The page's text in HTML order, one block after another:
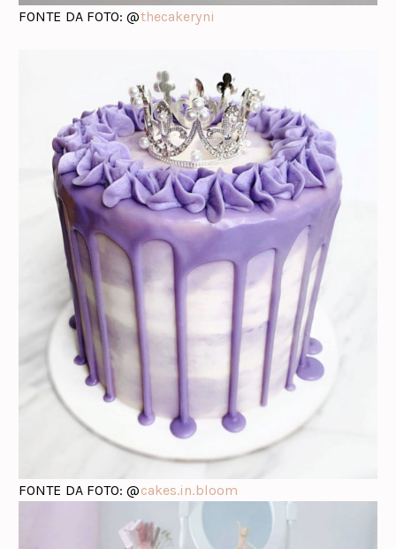
FONTE DA FOTO: @thecakeryni
FONTE DA FOTO: @cakes.in.bloom